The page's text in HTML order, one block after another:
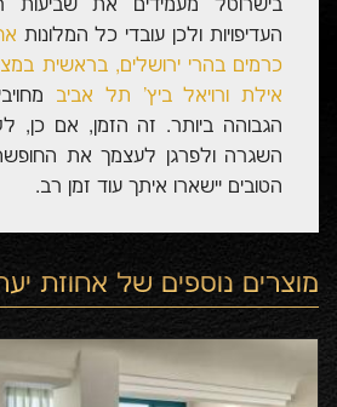
בישרוטל מעמידים את
העדיפויות ולכן עובדי כל המלונות
כרמים בהרי ירושלים,בראשית
אילתורויאל ביץ' תל אביב
הגבוהה ביותר. זה הזמן, אם כן,
השגרה ולפרגן לעצמך את
הטובים יישארו איתך עוד זמן רב.
מוצרים נוספים של אחוזת